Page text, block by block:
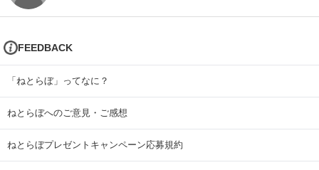
FEEDBACK
「ねとらぼ」ってなに？
ねとらぼへのご意見・ご感想
ねとらぼプレゼントキャンペーン応募規約